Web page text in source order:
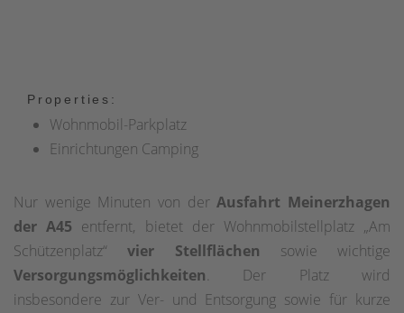
Properties:
Wohnmobil-Parkplatz
Einrichtungen Camping
Nur wenige Minuten von derAusfahrt Meinerzhagen
der A45 entfernt, bietet der Wohnmobilstellplatz „Am
Schützenplatz“vier Stellflächen sowie wichtige
Versorgungsmöglichkeiten. Der Platz wird
insbesondere zur Ver- und Entsorgung sowie für kurze